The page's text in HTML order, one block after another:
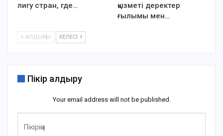
лигу стран, где…
қызметі деректер
ғылымы мен…
АЛДЫҢҒЫ КЕЛЕСІ
Пікір қалдыру
Your email address will not be published.